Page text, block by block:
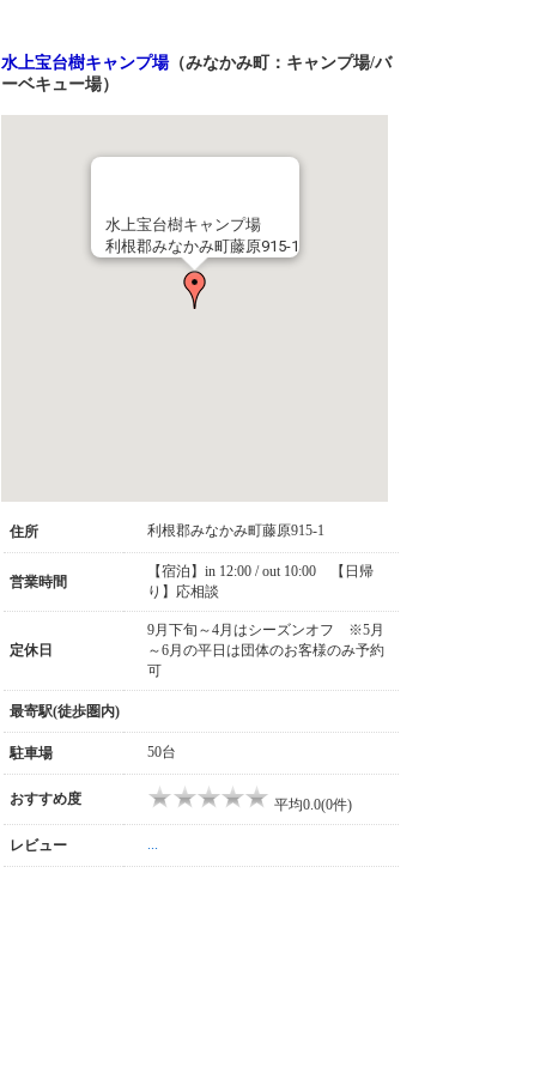
水上宝台樹キャンプ場（みなかみ町：キャンプ場/バ
ーベキュー場）
水上宝台樹キャンプ場
利根郡みなかみ町藤原915-1
住所 利根郡みなかみ町藤原915-1
営業時間
【宿泊】in 12:00 / out 10:00 【日帰
り】応相談
定休日
9月下旬～4月はシーズンオフ ※5月
～6月の平日は団体のお客様のみ予約
可
最寄駅(徒歩圏内)
駐車場 50台
おすすめ度 平均0.0(0件)
レビュー ...